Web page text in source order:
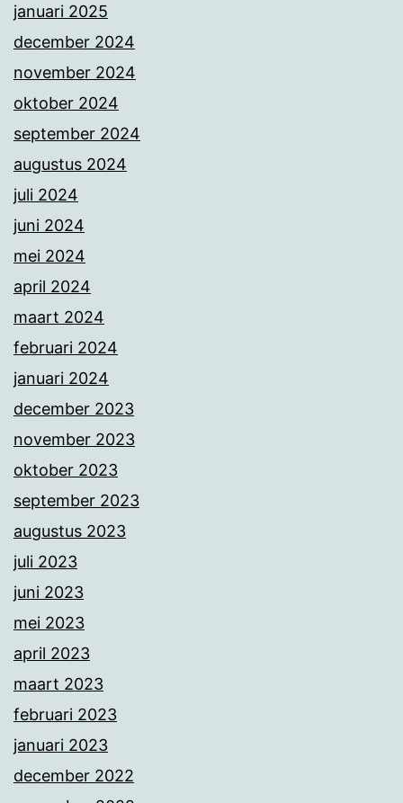
januari 2025
december 2024
november 2024
oktober 2024
september 2024
augustus 2024
juli 2024
juni 2024
mei 2024
april 2024
maart 2024
februari 2024
januari 2024
december 2023
november 2023
oktober 2023
september 2023
augustus 2023
juli 2023
juni 2023
mei 2023
april 2023
maart 2023
februari 2023
januari 2023
december 2022